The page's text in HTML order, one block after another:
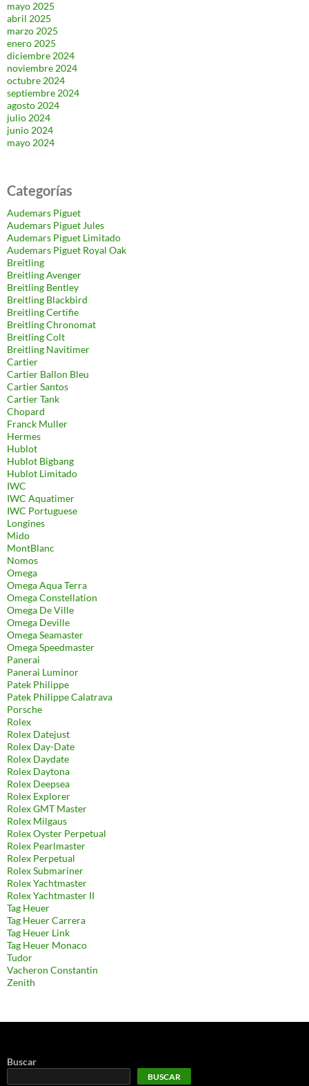
mayo 2025
abril 2025
marzo 2025
enero 2025
diciembre 2024
noviembre 2024
octubre 2024
septiembre 2024
agosto 2024
julio 2024
junio 2024
mayo 2024
Categorías
Audemars Piguet
Audemars Piguet Jules
Audemars Piguet Limitado
Audemars Piguet Royal Oak
Breitling
Breitling Avenger
Breitling Bentley
Breitling Blackbird
Breitling Certifie
Breitling Chronomat
Breitling Colt
Breitling Navitimer
Cartier
Cartier Ballon Bleu
Cartier Santos
Cartier Tank
Chopard
Franck Muller
Hermes
Hublot
Hublot Bigbang
Hublot Limitado
IWC
IWC Aquatimer
IWC Portuguese
Longines
Mido
MontBlanc
Nomos
Omega
Omega Aqua Terra
Omega Constellation
Omega De Ville
Omega Deville
Omega Seamaster
Omega Speedmaster
Panerai
Panerai Luminor
Patek Philippe
Patek Philippe Calatrava
Porsche
Rolex
Rolex Datejust
Rolex Day-Date
Rolex Daydate
Rolex Daytona
Rolex Deepsea
Rolex Explorer
Rolex GMT Master
Rolex Milgaus
Rolex Oyster Perpetual
Rolex Pearlmaster
Rolex Perpetual
Rolex Submariner
Rolex Yachtmaster
Rolex Yachtmaster II
Tag Heuer
Tag Heuer Carrera
Tag Heuer Link
Tag Heuer Monaco
Tudor
Vacheron Constantin
Zenith
Buscar
BUSCAR